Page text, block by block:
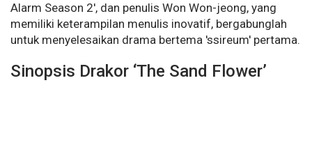
Alarm Season 2', dan penulis Won Won-jeong, yang
memiliki keterampilan menulis inovatif, bergabunglah
untuk menyelesaikan drama bertema 'ssireum' pertama.
Sinopsis Drakor ‘The Sand Flower’